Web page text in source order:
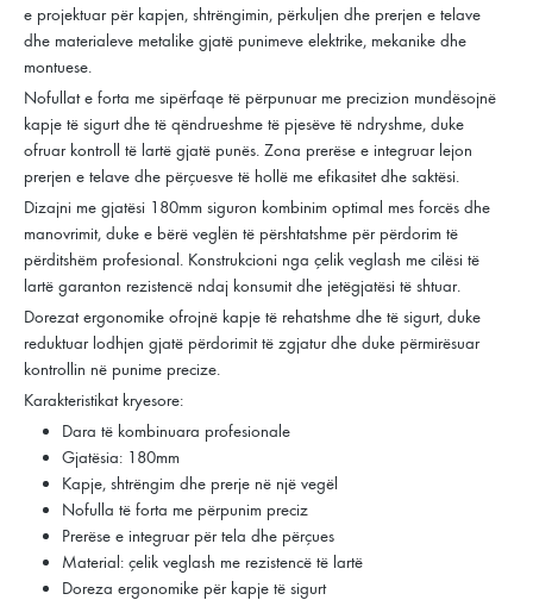
e projektuar për kapjen, shtrëngimin, përkuljen dhe prerjen e telave
dhe materialeve metalike gjatë punimeve elektrike, mekanike dhe
montuese.
Nofullat e forta me sipërfaqe të përpunuar me precizion mundësojnë
kapje të sigurt dhe të qëndrueshme të pjesëve të ndryshme, duke
ofruar kontroll të lartë gjatë punës. Zona prerëse e integruar lejon
prerjen e telave dhe përçuesve të hollë me efikasitet dhe saktësi.
Dizajni me gjatësi 180mm siguron kombinim optimal mes forcës dhe
manovrimit, duke e bërë veglën të përshtatshme për përdorim të
përditshëm profesional. Konstrukcioni nga çelik veglash me cilësi të
lartë garanton rezistencë ndaj konsumit dhe jetëgjatësi të shtuar.
Dorezat ergonomike ofrojnë kapje të rehatshme dhe të sigurt, duke
reduktuar lodhjen gjatë përdorimit të zgjatur dhe duke përmirësuar
kontrollin në punime precize.
Karakteristikat kryesore:
Dara të kombinuara profesionale
Gjatësia: 180mm
Kapje, shtrëngim dhe prerje në një vegël
Nofulla të forta me përpunim preciz
Prerëse e integruar për tela dhe përçues
Material: çelik veglash me rezistencë të lartë
Doreza ergonomike për kapje të sigurt